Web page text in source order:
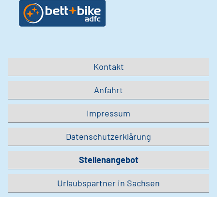
Kontakt
Anfahrt
Impressum
Datenschutzerklärung
Stellenangebot
Urlaubspartner in Sachsen